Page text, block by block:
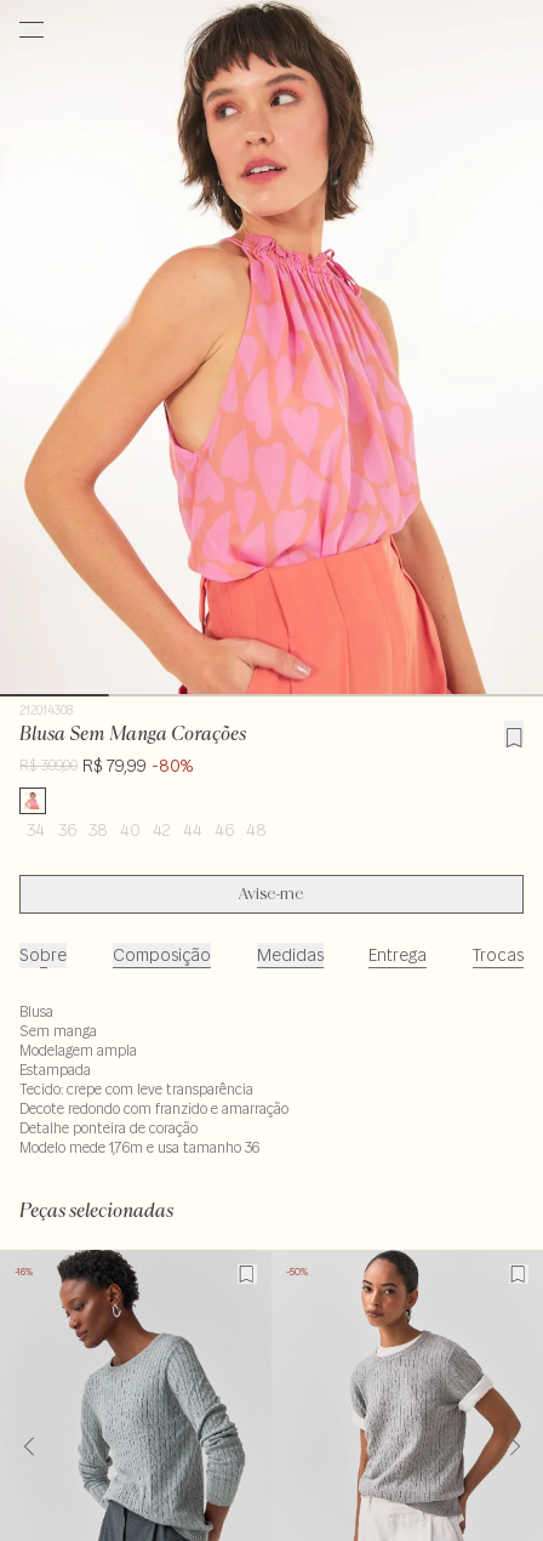
212014308
Blusa Sem Manga Corações
R$ 399,00 R$ 79,99 -80%
34 36 38 40 42 44 46 48
Avise-me
Sobre Composição Medidas Entrega Trocas
Blusa
Sem manga
Modelagem ampla
Estampada
Tecido: crepe com leve transparência
Decote redondo com franzido e amarração
Detalhe ponteira de coração
Modelo mede 1,76m e usa tamanho 36
Peças selecionadas
-16% -50%